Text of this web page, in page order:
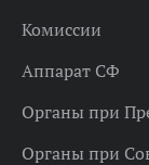
Комиссии
Аппарат СФ
Органы при
Органы при